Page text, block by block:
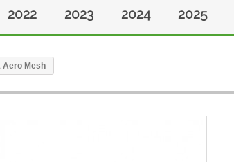
2022 2023 2024 2025
Aero Mesh